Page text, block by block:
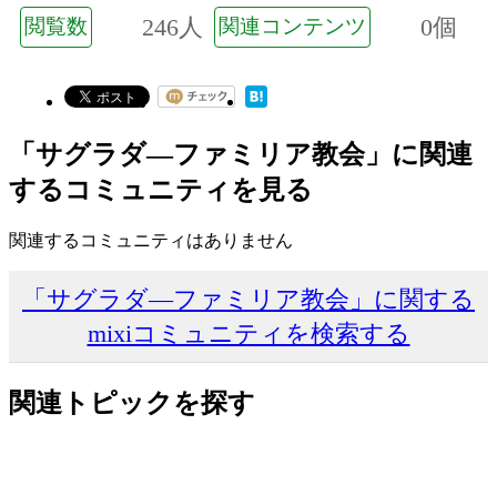
閲覧数 246人 関連コンテンツ 0個
「サグラダ―ファミリア教会」に関連
するコミュニティを見る
関連するコミュニティはありません
「サグラダ―ファミリア教会」に関する
mixiコミュニティを検索する
関連トピックを探す